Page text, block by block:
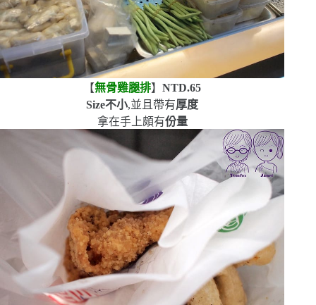
【無骨雞腿排】NTD.65
Size不小,並且帶有厚度
拿在手上頗有份量